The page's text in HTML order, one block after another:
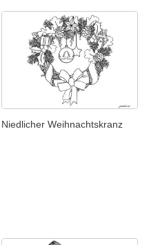
Niedlicher Weihnachtskranz